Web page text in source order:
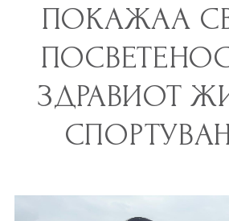
ПОКАЖАА
ЗДРАВИОТ